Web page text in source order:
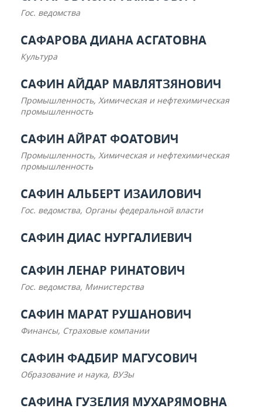
Гос. ведомства
САФАРОВА ДИАНА АСГАТОВНА
Культура
САФИН АЙДАР МАВЛЯТЗЯНОВИЧ
Промышленность, Химическая и нефтехимическая
промышленность
САФИН АЙРАТ ФОАТОВИЧ
Промышленность, Химическая и нефтехимическая
промышленность
САФИН АЛЬБЕРТ ИЗАИЛОВИЧ
Гос. ведомства, Органы федеральной власти
САФИН ДИАС НУРГАЛИЕВИЧ
САФИН ЛЕНАР РИНАТОВИЧ
Гос. ведомства, Министерства
САФИН МАРАТ РУШАНОВИЧ
Финансы, Страховые компании
САФИН ФАДБИР МАГУСОВИЧ
Образование и наука, ВУЗы
САФИНА ГУЗЕЛИЯ МУХАРЯМОВНА